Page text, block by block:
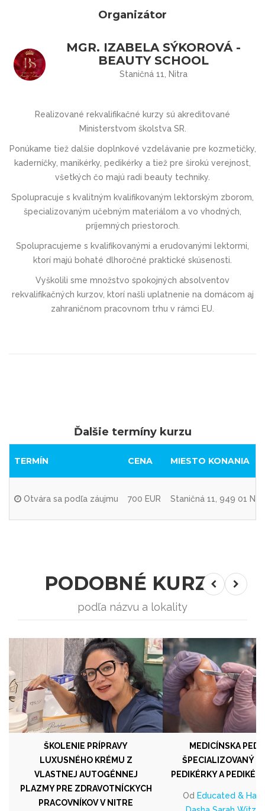
Organizátor
MGR. IZABELA SÝKOROVÁ -
BEAUTY SCHOOL
Staničná 11, Nitra
Realizované rekvalifikačné kurzy sú akreditované
Ministerstvom školstva SR.
Ponúkame tiež dalšie doplnkové vzdelávanie pre kozmetičky,
kaderníčky, manikérky, pedikérky a tiež pre širokú verejnost,
všetkých čo majú radi beauty techniky.
Spolupracuje s kvalitným kvalifikovaným lektorským zborom,
špecializovaným učebným materiálom a vo vhodných,
príjemných priestoroch.
Spolupracujeme s kvalifikovanými a erudovanými lektormi,
ktorí majú bohaté dlhoročné praktické skúsenosti.
Vyškolili sme množstvo spokojných absolventov
rekvalifikačných kurzov, ktorí našli uplatnenie na domácom aj
zahraničnom pracovnom trhu v rámci EU.
Ďalšie termíny kurzu
TERMÍN CENA MIESTO KONANIA
Otvára sa podľa záujmu 700 EUR Staničná 11, 949 01
PODOBNÉ KURZY
podľa názvu a lokality
ŠKOLENIE PRÍPRAVY
LUXUSNÉHO KRÉMU Z
VLASTNEJ AUTOGÉNNEJ
PLAZMY PRE ZDRAVOTNÍCKYCH
PRACOVNÍKOV V NITRE
MEDICÍNSKA
ŠPECIALIZOVANÝ
PEDIKÉRKY A
Od Educated &